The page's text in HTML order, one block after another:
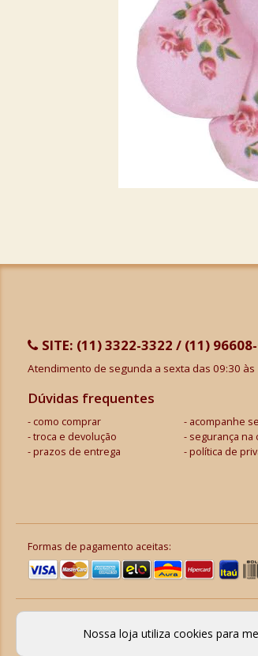
SITE: (11) 3322-3322 / (11)
Atendimento de segunda a sexta das 09:30 às
Dúvidas frequentes
como comprar
acompanhe
troca e devolução
segurança na
prazos de entrega
política de
Formas de pagamento aceitas:
Nossa loja utiliza cookies para